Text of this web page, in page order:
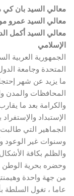
معالي السيد بان كي
معالي السيد عمرو
معالي السيد أكمل
الإسلامي
الجمهورية العربية
المتحدة وجامعة
ما يزيد عن شهر
المحافظات والمدن
والكرامة بعد ما
الإستبداد
الجماهير التي
وسنوات غير الوعود
والظلم بكافة
وحضره بحرية الوطن
من جهة واحدة
عاما ، تغول السلطة